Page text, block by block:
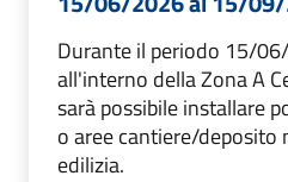
Durante il periodo 15/
all'interno della Zona A
sarà possibile installare
o aree cantiere/
edilizia.